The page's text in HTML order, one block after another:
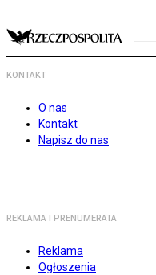
KONTAKT
O nas
Kontakt
Napisz do nas
REKLAMA I PRENUMERATA
Reklama
Ogłoszenia